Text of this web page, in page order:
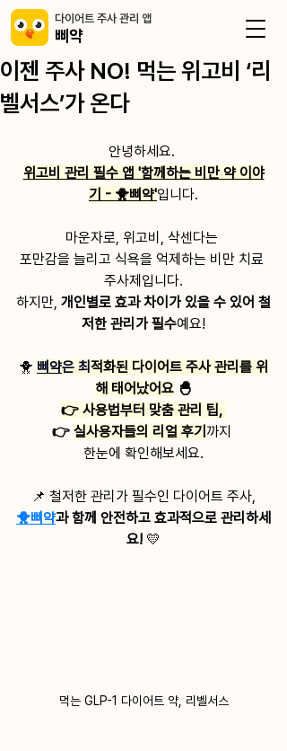
​다이어트 주사 관리 앱
삐약
이젠 주사 NO! 먹는 위고비 ‘리
벨서스’가 온다
안녕하세요.
위고비 관리 필수 앱 '함께하는 비만 약 이야
기 - 🐥삐약'입니다.
마운자로, 위고비, 삭센다는
포만감을 늘리고 식욕을 억제하는 비만 치료
주사제입니다.
하지만, 개인별로 효과 차이가 있을 수 있어 철
저한 관리가 필수예요!
🐥 삐약은 최적화된 다이어트 주사 관리를 위
해 태어났어요 🐣
👉 사용법부터 맞춤 관리 팁,
👉 실사용자들의 리얼 후기 까지
한눈에 확인해보세요.
📌 철저한 관리가 필수인 다이어트 주사,
🐥삐약과 함께 안전하고 효과적으로 관리하세
요! 💛
먹는 GLP-1 다이어트 약, 리벨서스